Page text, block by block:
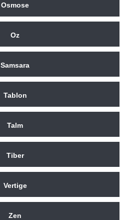
Osmose
Oz
Samsara
Tablon
Talm
Tiber
Vertige
Zen